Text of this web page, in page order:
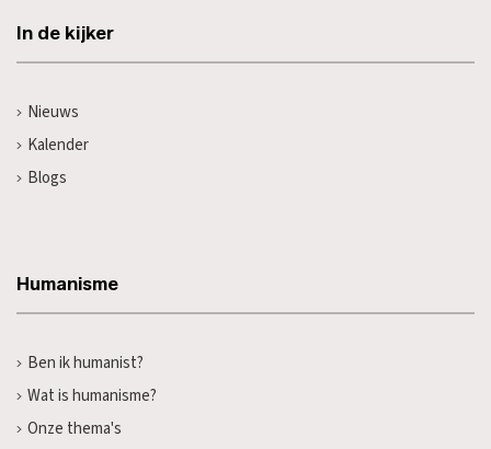
In de kijker
Nieuws
Kalender
Blogs
Humanisme
Ben ik humanist?
Wat is humanisme?
Onze thema's